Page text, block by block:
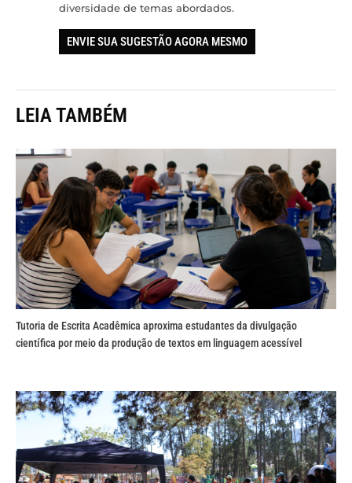
diversidade de temas abordados.
ENVIE SUA SUGESTÃO AGORA MESMO
LEIA TAMBÉM
Tutoria de Escrita Acadêmica aproxima estudantes da divulgação
científica por meio da produção de textos em linguagem acessível